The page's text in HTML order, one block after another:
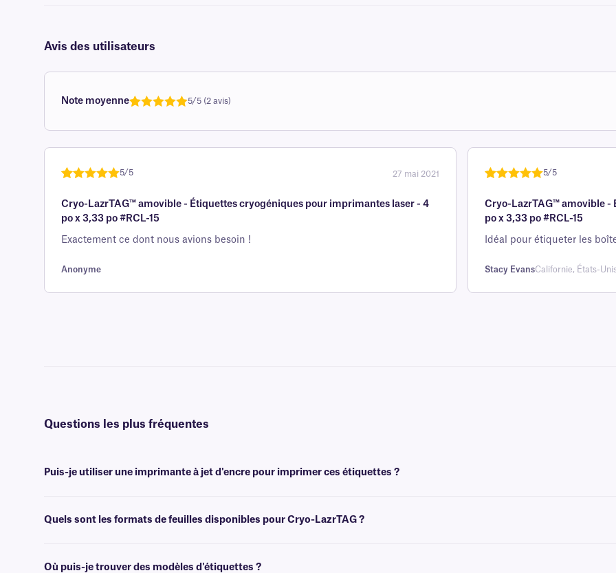
Avis des utilisateurs
Note moyenne
sur 5
basée sur
avis client
5/5 (2 avis)
5 sur la
base d'
évaluation
5/5 27 mai 2021
Cryo-LazrTAG™ amovible - Étiquettes cryogéniques pour imprimantes laser - 4
po x 3,33 po #RCL-15
Exactement ce dont nous avions besoin !
Anonyme
5 sur la
base d'
évaluation
5/5
Cryo-LazrTAG™ amovible -
po x 3,33 po #RCL-15
Idéal pour étiqueter les
Stacy EvansCalifornie, États-
Questions les plus fréquentes
Puis-je utiliser une imprimante à jet d'encre pour imprimer ces étiquettes ?
Quels sont les formats de feuilles disponibles pour Cryo-LazrTAG ?
Où puis-je trouver des modèles d'étiquettes ?